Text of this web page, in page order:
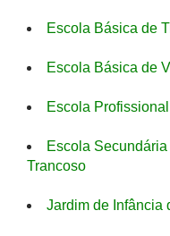
Escola Básica de
Escola Básica de
Escola
Escola
Trancoso
Jardim de Infância